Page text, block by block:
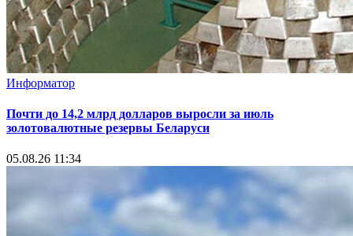
Информатор
Почти до 14,2 млрд долларов выросли за июль
золотовалютные резервы Беларуси
05.08.26 11:34